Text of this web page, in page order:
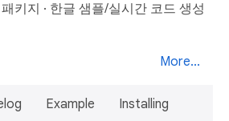
키지 · 한글 샘플/실시간 코드 생성
More...
Example Installing